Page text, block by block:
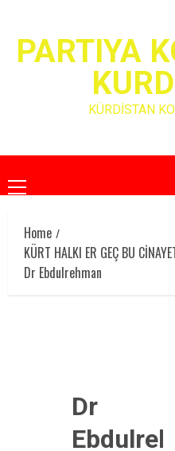
contentPARTIYA
KÜRDİSTAN
Primary
Menu
Home
KÜRT HALKI ER GEÇ BU
Dr Ebdulrehman
Dr